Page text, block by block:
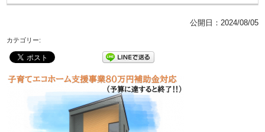
公開日： 2024/08/05
カテゴリー: